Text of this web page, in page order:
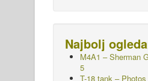
Najbolj
M4A1 – Sherman
5
T-18 tank –